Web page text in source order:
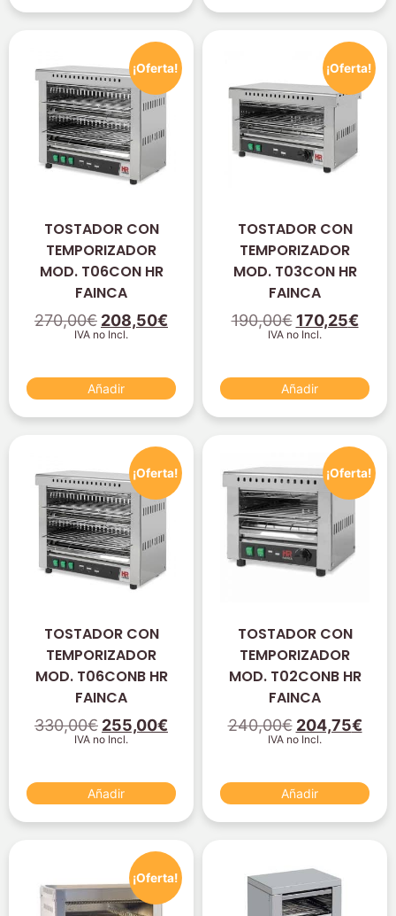
¡Oferta!
TOSTADOR CON
TEMPORIZADOR
MOD. T06CON HR
FAINCA
270,00€ 208,50€
IVA no Incl.
Añadir
¡Oferta!
TOSTADOR CON
TEMPORIZADOR
MOD. T03CON HR
FAINCA
190,00€ 170,25€
IVA no Incl.
Añadir
¡Oferta!
TOSTADOR CON
TEMPORIZADOR
MOD. T06CONB HR
FAINCA
330,00€ 255,00€
IVA no Incl.
Añadir
¡Oferta!
TOSTADOR CON
TEMPORIZADOR
MOD. T02CONB HR
FAINCA
240,00€ 204,75€
IVA no Incl.
Añadir
¡Oferta!